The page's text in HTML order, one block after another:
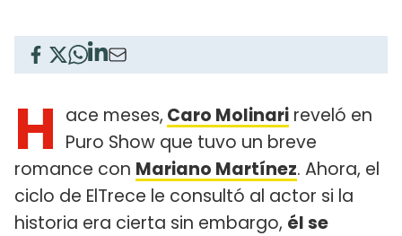
H ace meses, Caro Molinari reveló en
Puro Show que tuvo un breve
romance con Mariano Martínez. Ahora, el
ciclo de ElTrece le consultó al actor si la
historia era cierta sin embargo, él se